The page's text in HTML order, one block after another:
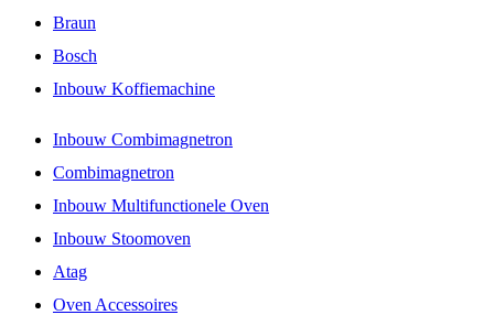
Braun
Bosch
Inbouw Koffiemachine
Inbouw Combimagnetron
Combimagnetron
Inbouw Multifunctionele Oven
Inbouw Stoomoven
Atag
Oven Accessoires